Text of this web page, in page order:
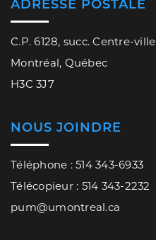
ADRESSE POSTALE
C.P. 6128, succ. Centre-ville
Montréal, Québec
H3C 3J7
NOUS JOINDRE
Téléphone : 514 343-6933
Télécopieur : 514 343-2232
pum@umontreal.ca